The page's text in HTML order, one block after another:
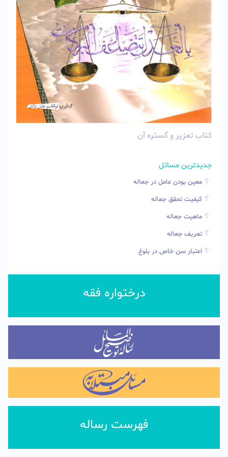
کتاب تعزیر و گستره آن
جدیدترین مسائل
معین بودن عامل در جعاله
کیفیت تحقق جعاله
ماهیت جعاله
تعریف جعاله
اعتبار سن خاص در بلوغ
درختواره فقه
فهرست رساله